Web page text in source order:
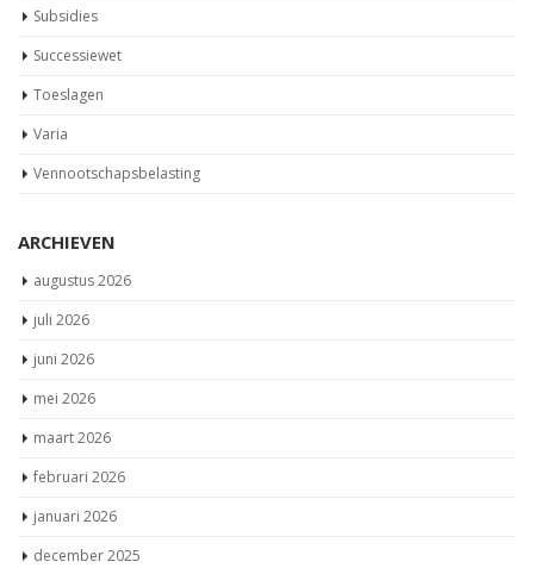
Subsidies
Successiewet
Toeslagen
Varia
Vennootschapsbelasting
ARCHIEVEN
augustus 2026
juli 2026
juni 2026
mei 2026
maart 2026
februari 2026
januari 2026
december 2025